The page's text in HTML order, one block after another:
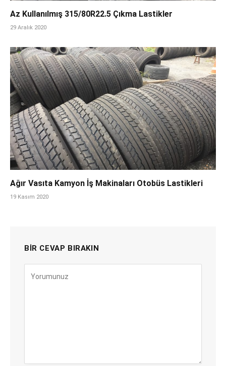
Az Kullanılmış 315/80R22.5 Çıkma Lastikler
29 Aralık 2020
Ağır Vasıta Kamyon İş Makinaları Otobüs Lastikleri
19 Kasım 2020
BIR CEVAP BIRAKIN